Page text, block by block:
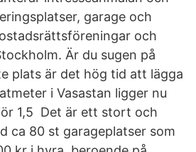
garage och
och
Är du sugen på
plats är det hög tid att lägga
i Vasastan ligger nu
1,5 Det är ett stort och
ca 80 st garageplatser som